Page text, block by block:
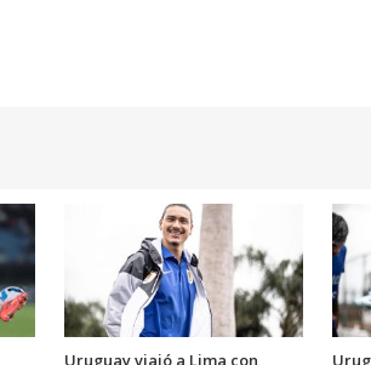
Uruguay viajó a Lima con